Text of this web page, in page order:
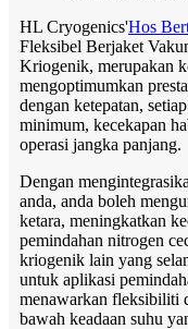
HL Cryogenics'Hos
Fleksibel Berjaket
Kriogenik, merupakan
mengoptimumkan
dengan ketepatan,
minimum, kecekapan
operasi jangka panjang.
Dengan
anda, anda boleh
ketara, meningkatkan
pemindahan nitrogen
kriogenik lain yang
untuk aplikasi
menawarkan fleksibiliti
bawah keadaan suhu